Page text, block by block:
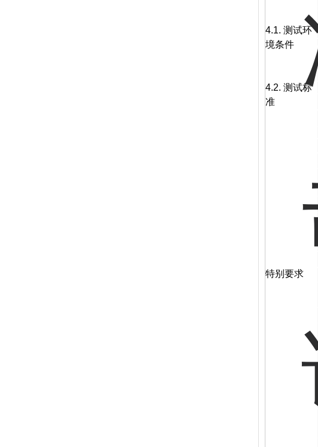
4.1. 测试环
境条件
4.2. 测试标
准
特别要求